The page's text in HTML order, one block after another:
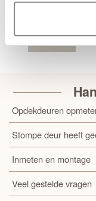
Opdekdeuren
Stompe deur heeft
Inmeten en montage
Veel gestelde vragen